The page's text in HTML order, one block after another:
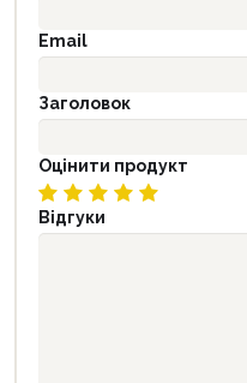
Email
Заголовок
Оцінити продукт
Відгуки